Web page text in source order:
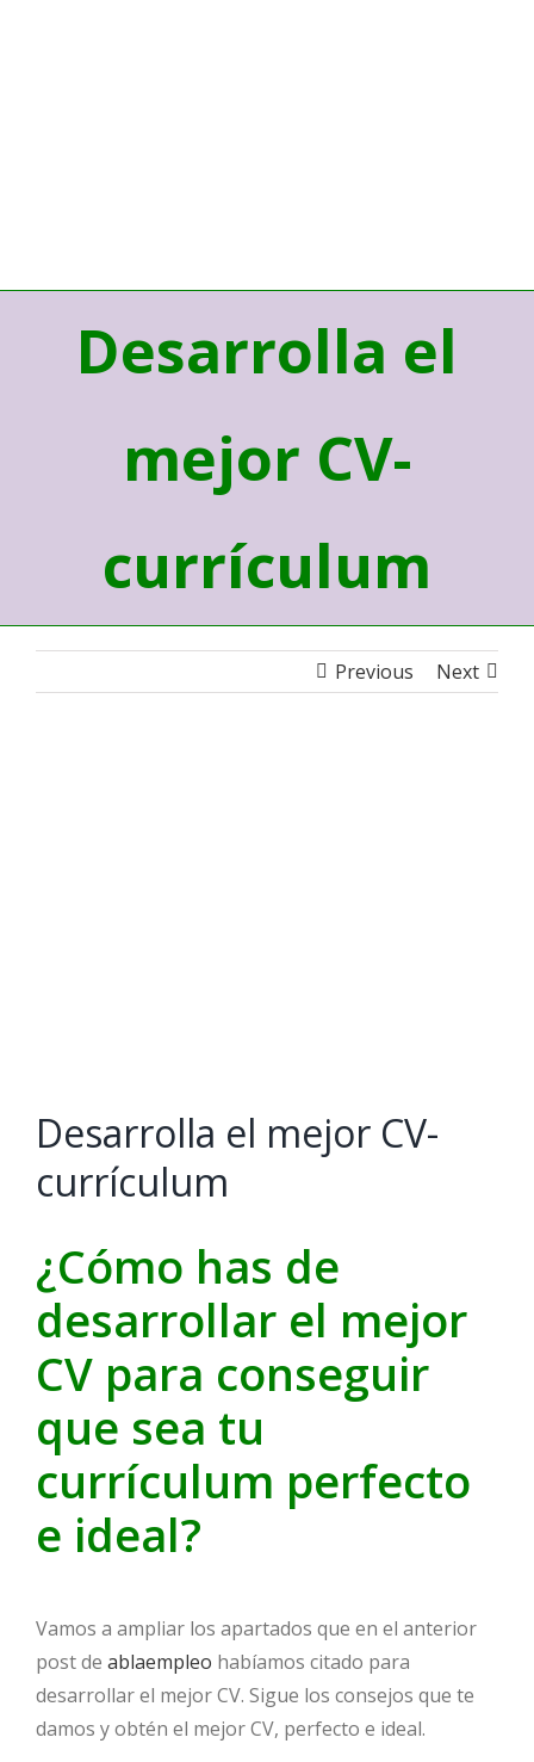
Desarrolla el
mejor CV-
currículum
Previous Next
Desarrolla el mejor CV-
currículum
¿Cómo has de
desarrollar el mejor
CV para conseguir
que sea tu
currículum perfecto
e ideal?
Vamos a ampliar los apartados que en el anterior
post de ablaempleo habíamos citado para
desarrollar el mejor CV. Sigue los consejos que te
damos y obtén el mejor CV, perfecto e ideal.